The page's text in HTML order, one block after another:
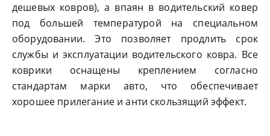
дешевых ковров), а впаян в водительский ковер
под большей температурой на специальном
оборудовании. Это позволяет продлить срок
службы и эксплуатации водительского ковра. Все
коврики оснащены креплением согласно
стандартам марки авто, что обеспечивает
хорошее прилегание и анти скользящий эффект.